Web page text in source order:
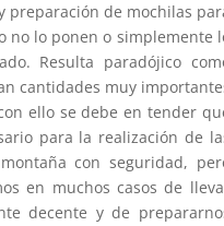
preparación de mochilas
no lo ponen o simplemente
Resulta paradójico
cantidades muy
ello se debe en tender
para la realización de
con seguridad,
en muchos casos de
decente y de